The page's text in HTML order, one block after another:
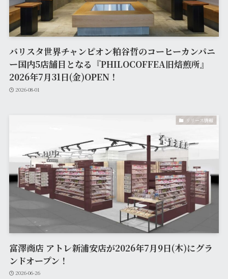
バリスタ世界チャンピオン粕谷哲のコーヒーカンパニ
ー国内5店舗目となる『PHILOCOFFEA旧焙煎所』
2026年7月31日(金)OPEN！
2026-08-01
リリース情報
富澤商店 アトレ新浦安店が2026年7月9日(木)にグラ
ンドオープン！
2026-06-26